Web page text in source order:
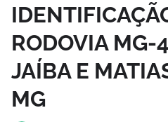
RODOVIA MG-
JAÍBA E
MG